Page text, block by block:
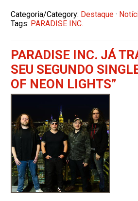
Categoria/Category: Destaque ·
Tags: PARADISE INC.
PARADISE INC. JÁ
SEU SEGUNDO
OF NEON LIGHTS”